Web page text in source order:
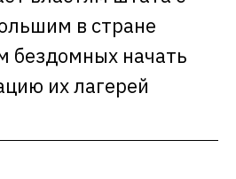
в стране
бездомных начать
их лагерей